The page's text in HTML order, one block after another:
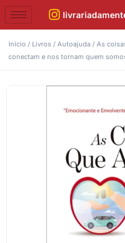
Início / Livros / Autoajuda / As
conectam e nos tornam quem